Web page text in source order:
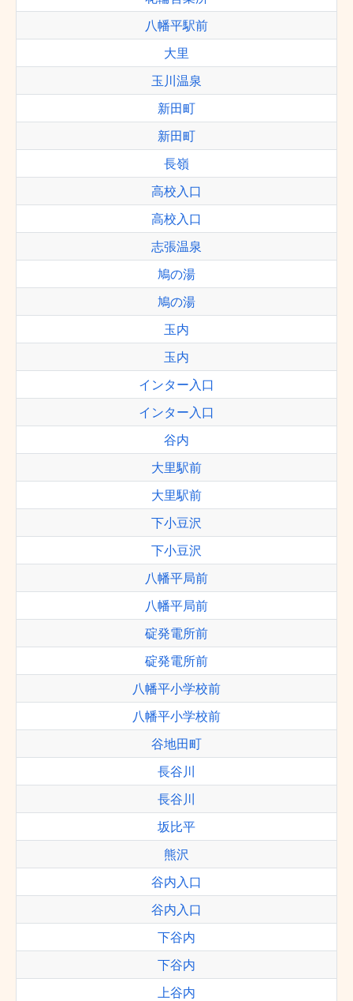
八幡平駅前
大里
玉川温泉
新田町
新田町
長嶺
高校入口
高校入口
志張温泉
鳩の湯
鳩の湯
玉内
玉内
インター入口
インター入口
谷内
大里駅前
大里駅前
下小豆沢
下小豆沢
八幡平局前
八幡平局前
碇発電所前
碇発電所前
八幡平小学校前
八幡平小学校前
谷地田町
長谷川
長谷川
坂比平
熊沢
谷内入口
谷内入口
下谷内
下谷内
上谷内